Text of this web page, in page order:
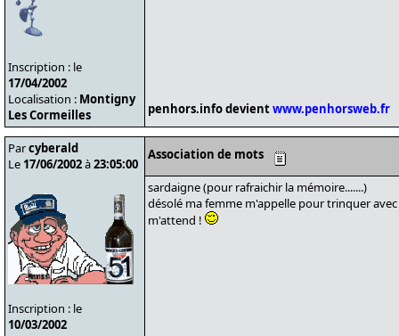
Inscription : le
17/04/2002
Localisation : Montigny
Les Cormeilles
penhors.info devientwww.penhorsweb.fr
Parcyberald
Le 17/06/2002à23:05:00
Inscription : le
10/03/2002
Association de mots
sardaigne (pour rafraichir la mémoire.......)
désolé ma femme m'appelle pour trinquer
m'attend !